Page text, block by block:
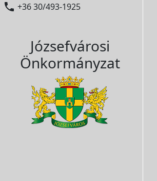
 +36 30/493-1925
Józsefvárosi
Önkormányzat